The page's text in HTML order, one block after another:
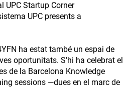
UPC Startup Corner
UPC presents a
ha estat també un espai de
oportunitats. S’hi ha celebrat el
de la Barcelona Knowledge
sessions —dues en el marc de